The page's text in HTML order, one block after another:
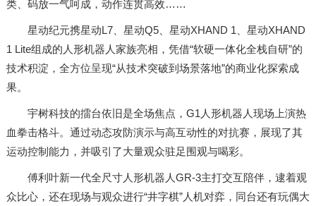
类、码放一气呵成，动作连贯高效……
星动纪元携星动L7、星动Q5、星动XHAND 1、星动XHAND
1 Lite组成的人形机器人家族亮相，凭借“软硬一体化全栈自研”的
技术积淀，全方位呈现“从技术突破到场景落地”的商业化探索成
果。
宇树科技的擂台依旧是全场焦点，G1人形机器人现场上演热
血拳击格斗。通过动态攻防演示与高互动性的对抗赛，展现了其
运动控制能力，并吸引了大量观众驻足围观与喝彩。
傅利叶新一代全尺寸人形机器人GR-3主打交互陪伴，逮着观
众比心，还在现场与观众进行“井字棋”人机对弈，同台还有玩偶大